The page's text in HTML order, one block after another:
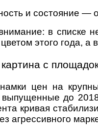
и состояние —
в списке
этого года, а
с
цен на
выпущенные до
кривая
агрессивного